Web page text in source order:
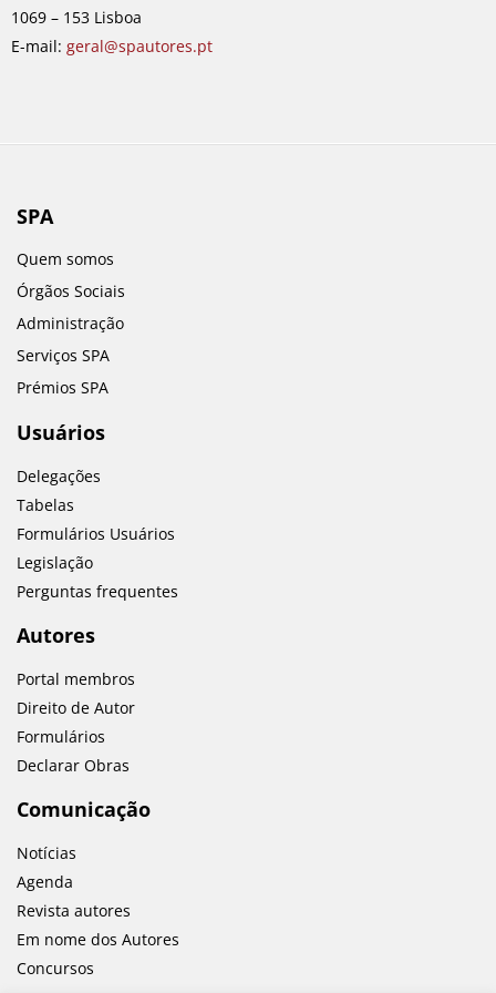
m
1069 – 153 Lisboa
E-mail: geral@spautores.pt
SPA
Quem somos
Órgãos Sociais
Administração
Serviços SPA
Prémios SPA
Usuários
Delegações
Tabelas
Formulários Usuários
Legislação
Perguntas frequentes
Autores
Portal membros
Direito de Autor
Formulários
Declarar Obras
Comunicação
Notícias
Agenda
Revista autores
Em nome dos Autores
Concursos